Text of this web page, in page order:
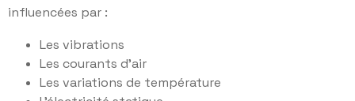
influencées par :
Les vibrations
Les courants d’air
Les variations de température